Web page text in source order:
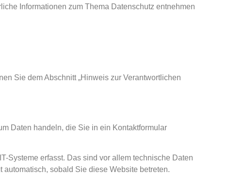
Informationen zum Thema Datenschutz entnehmen
Sie dem Abschnitt „Hinweis zur Verantwortlichen
Daten handeln, die Sie in ein Kontaktformular
Systeme erfasst. Das sind vor allem technische Daten
sobald Sie diese Website betreten.